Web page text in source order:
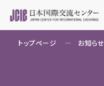
トップページ お知らせ